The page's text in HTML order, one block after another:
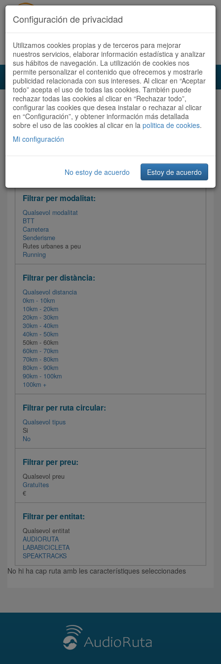
Accedeix Registra't ara Español Català
Audioruta Totes les rutes
Totes les rutes Ordenar per: Més recents / Dificultat
Filtrar les rutes
Filtrar per modalitat:
Qualsevol modalitat
BTT
Carretera
Senderisme
Rutes urbanes a peu
Running
Filtrar per distància:
Qualsevol distancia
0km - 10km
10km - 20km
20km - 30km
30km - 40km
40km - 50km
50km - 60km
60km - 70km
70km - 80km
80km - 90km
90km - 100km
100km +
Filtrar per ruta circular:
Qualsevol tipus
Si
No
Filtrar per preu:
Qualsevol preu
Gratuïtes
€
Filtrar per entitat:
Qualsevol entitat
AUDIORUTA
LABABICICLETA
SPEAKTRACKS
No hi ha cap ruta amb les característiques seleccionades
Configuración de privacidad
Utilizamos cookies propias y de terceros para mejorar
nuestros servicios, elaborar información estadística y analizar
sus hábitos de navegación. La utilización de cookies nos
permite personalizar el contenido que ofrecemos y mostrarle
publicidad relacionada con sus intereses. Al clicar en “Aceptar
todo” acepta el uso de todas las cookies. También puede
rechazar todas las cookies al clicar en “Rechazar todo”,
configurar las cookies que desea instalar o rechazar al clicar
en “Configuración”, y obtener información más detallada
sobre el uso de las cookies al clicar en la politica de cookies.
Mi configuración
No estoy de acuerdo Estoy de acuerdo